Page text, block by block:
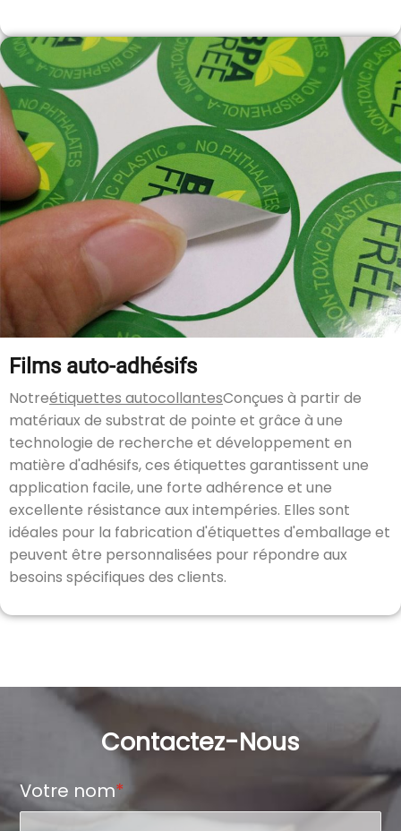
Films auto-adhésifs
Notreétiquettes autocollantesConçues à partir de
matériaux de substrat de pointe et grâce à une
technologie de recherche et développement en
matière d'adhésifs, ces étiquettes garantissent une
application facile, une forte adhérence et une
excellente résistance aux intempéries. Elles sont
idéales pour la fabrication d'étiquettes d'emballage et
peuvent être personnalisées pour répondre aux
besoins spécifiques des clients.
Contactez-Nous
Votre nom*